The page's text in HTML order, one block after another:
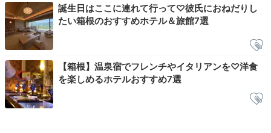
Breakfast
08:00
見た目も楽しめる
”和敬洋讃”の朝食
誕生日はここに連れて行って♡彼氏におねだりし
たい箱根のおすすめホテル＆旅館7選
【箱根】温泉宿でフレンチやイタリアンを♡洋食
を楽しめるホテルおすすめ7選